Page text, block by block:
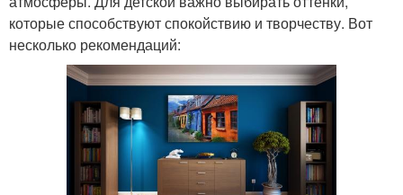
которые способствуют спокойствию и творчеству. Вот
несколько рекомендаций: